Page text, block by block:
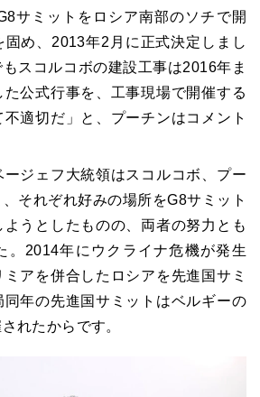
サミットをロシア南部のソチで開
め、2013年2月に正式決定しまし
スコルコボの建設工事は2016年ま
公式行事を、工事現場で開催する
適切だ」と、プーチンはコメント
ージェフ大統領はスコルコボ、プー
それぞれ好みの場所をG8サミット
うとしたものの、両者の努力とも
。2014年にウクライナ危機が発生
アを併合したロシアを先進国サミ
同年の先進国サミットはベルギーの
れたからです。